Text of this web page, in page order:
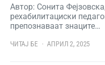
Автор: Сонита
рехабилитациски
препознаваат знаците…
ЧИТАЈ БЕ АПРИЛ 2, 2025